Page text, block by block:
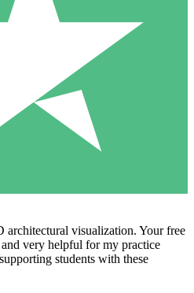
architectural visualization. Your free
very helpful for my practice
students with these